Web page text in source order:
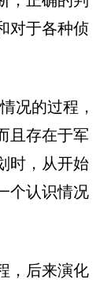
对于各种侦
况的过程，
且存在于军
时，从开始
个认识情况
，后来演化